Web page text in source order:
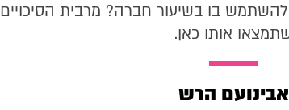
להשתמש בו בשיעור חברה? מרבית הסיכויים
אותו כאן.
אבינועם הרש